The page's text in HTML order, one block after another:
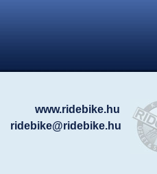
www.ridebike.hu
ridebike@ridebike.hu